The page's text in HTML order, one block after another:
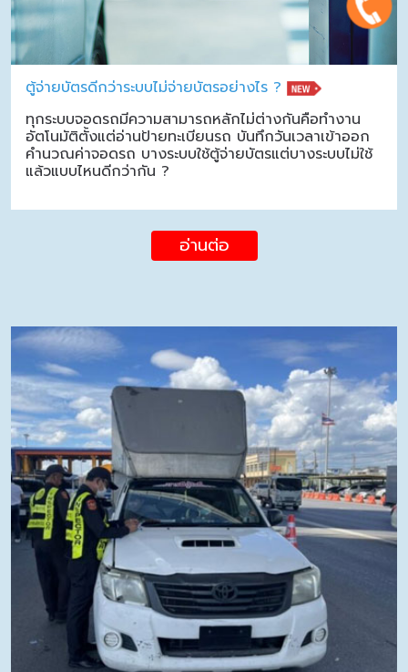
ตู้จ่ายบัตรดีกว่าระบบไม่จ่ายบัตรอย่างไร ?
ทุกระบบจอดรถมีความสามารถหลักไม่ต่างกันคือทำงาน
อัตโนมัติตั้งแต่อ่านป้ายทะเบียนรถ บันทึกวันเวลาเข้าออก
คำนวณค่าจอดรถ บางระบบใช้ตู้จ่ายบัตรแต่บางระบบไม่ใช้
แล้วแบบไหนดีกว่ากัน ?
อ่านต่อ